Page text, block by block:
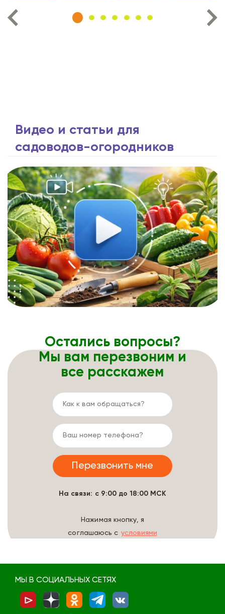
Видео и статьи для
садоводов-огородников
Остались вопросы?
Мы вам перезвоним и
все расскажем
На связи: с 9:00 до 18:00 МСК
Нажимая кнопку, я
соглашаюсь с условиями
МЫ В СОЦИАЛЬНЫХ СЕТЯХ